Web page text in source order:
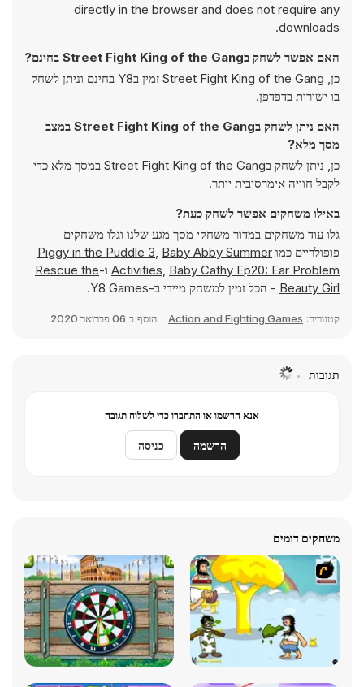
directly in the browser and does not require any
downloads.
האם אפשר לשחק בStreet Fight King of the Gang בחינם?
כן, Street Fight King of the Gang זמין בY8 בחינם וניתן לשחק
בו ישירות בדפדפן.
האם ניתן לשחק בStreet Fight King of the Gang במצב
מסך מלא?
כן, ניתן לשחק בStreet Fight King of the Gang במסך מלא כדי
לקבל חוויה אימרסיבית יותר.
באילו משחקים אפשר לשחק כעת?
גלו עוד משחקים במדור משחקי מסך מגע שלנו וגלו משחקים
פופולריים כמו
Piggy in the Puddle 3, Baby Abby Summer
Activities, Baby Cathy Ep20: Ear Problem ו-Rescue the
Beauty Girl - הכל זמין למשחק מיידי ב-Y8 Games.
קטגוריה: Action and Fighting Games הוסף ב 06 פברואר 2020
תגובות
אנא הרשמו או התחברו כדי לשלוח תגובה
הרשמה כניסה
משחקים דומים